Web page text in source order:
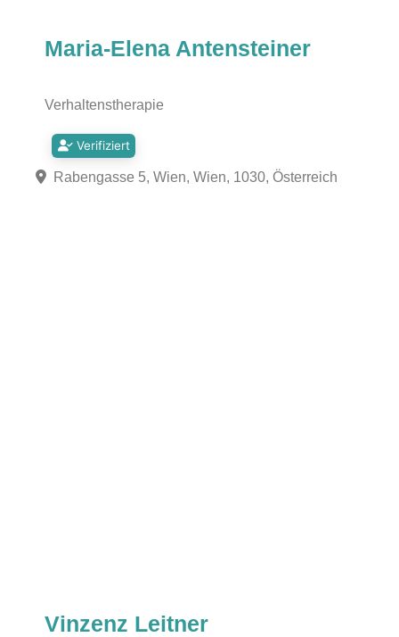
Maria-Elena Antensteiner
Verhaltenstherapie
Verifiziert
Rabengasse 5, Wien, Wien, 1030, Österreich
Vinzenz Leitner